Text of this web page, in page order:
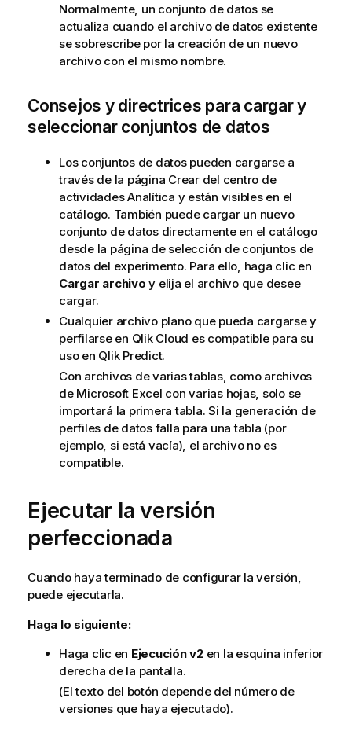
Normalmente, un conjunto de datos se
actualiza cuando el archivo de datos existente
se sobrescribe por la creación de un nuevo
archivo con el mismo nombre.
Consejos y directrices para cargar y
seleccionar conjuntos de datos
Los conjuntos de datos pueden cargarse a
través de la página Crear del centro de
actividadesAnalítica y están visibles en el
catálogo. También puede cargar un nuevo
conjunto de datos directamente en el catálogo
desde la página de selección de conjuntos de
datos del experimento. Para ello, haga clic en
Cargar archivo y elija el archivo que desee
cargar.
Cualquier archivo plano que pueda cargarse y
perfilarse en Qlik Cloud es compatible para su
uso en Qlik Predict.
Con archivos de varias tablas, como archivos
de Microsoft Excel con varias hojas, solo se
importará la primera tabla. Si la generación de
perfiles de datos falla para una tabla (por
ejemplo, si está vacía), el archivo no es
compatible.
Ejecutar la versión
perfeccionada
Cuando haya terminado de configurar la versión,
puede ejecutarla.
Haga lo siguiente:
Haga clic en Ejecución v2en la esquina inferior
derecha de la pantalla.
(El texto del botón depende del número de
versiones que haya ejecutado).